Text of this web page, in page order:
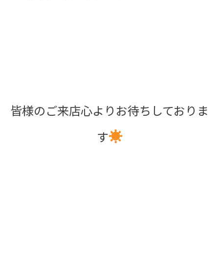
皆様のご来店心よりお待ちしておりま
す☀